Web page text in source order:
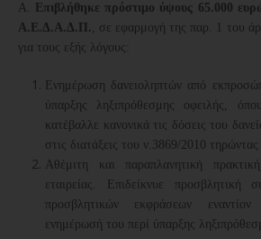
Α. Επιβλήθηκε πρόστιμο ύψους 65.000
A.E.Δ.Α.Δ.Π.
, σε εφαρμογή της παρ. 1 του
για τους εξής λόγους:
Ενημέρωση δανειοληπτών από
ύπαρξης ληξιπρόθεσμης οφειλής,
κατέβαλλε κανονικά τις δόσεις του
στις διατάξεις του ν.3869/2010
Αθέμιτη και παραπλανητική
εταιρείας. Επιδείκνυε προσβλητική
προσβλητικών εκφράσεων
ενημέρωσή του περί ύπαρξης